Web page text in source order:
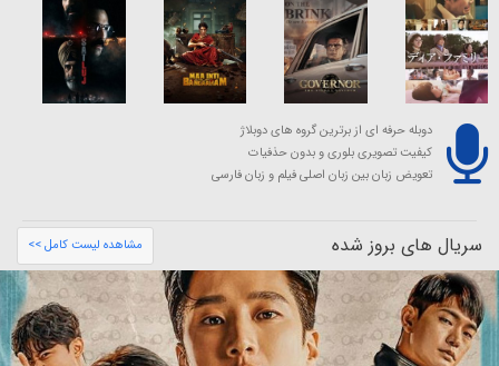
دوبله حرفه ای از برترین گروه های دوبلاژ
کیفیت تصویری بلوری و بدون حذفیات
تعویض زبان بین زبان اصلی فیلم و زبان فارسی
سریال های بروز شده مشاهده لیست کامل >>